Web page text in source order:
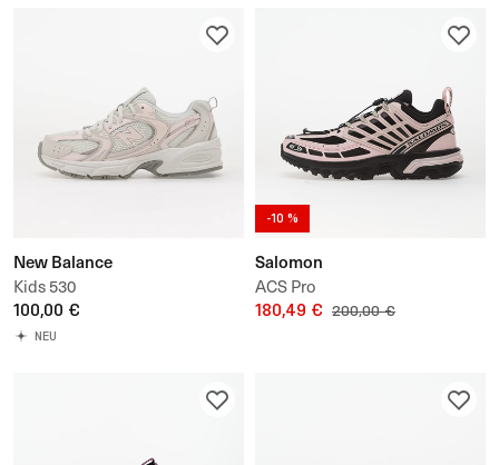
New Balance
Kids 530
100,00 €
NEU
-10 %
Salomon
ACS Pro
180,49 € 200,00 €